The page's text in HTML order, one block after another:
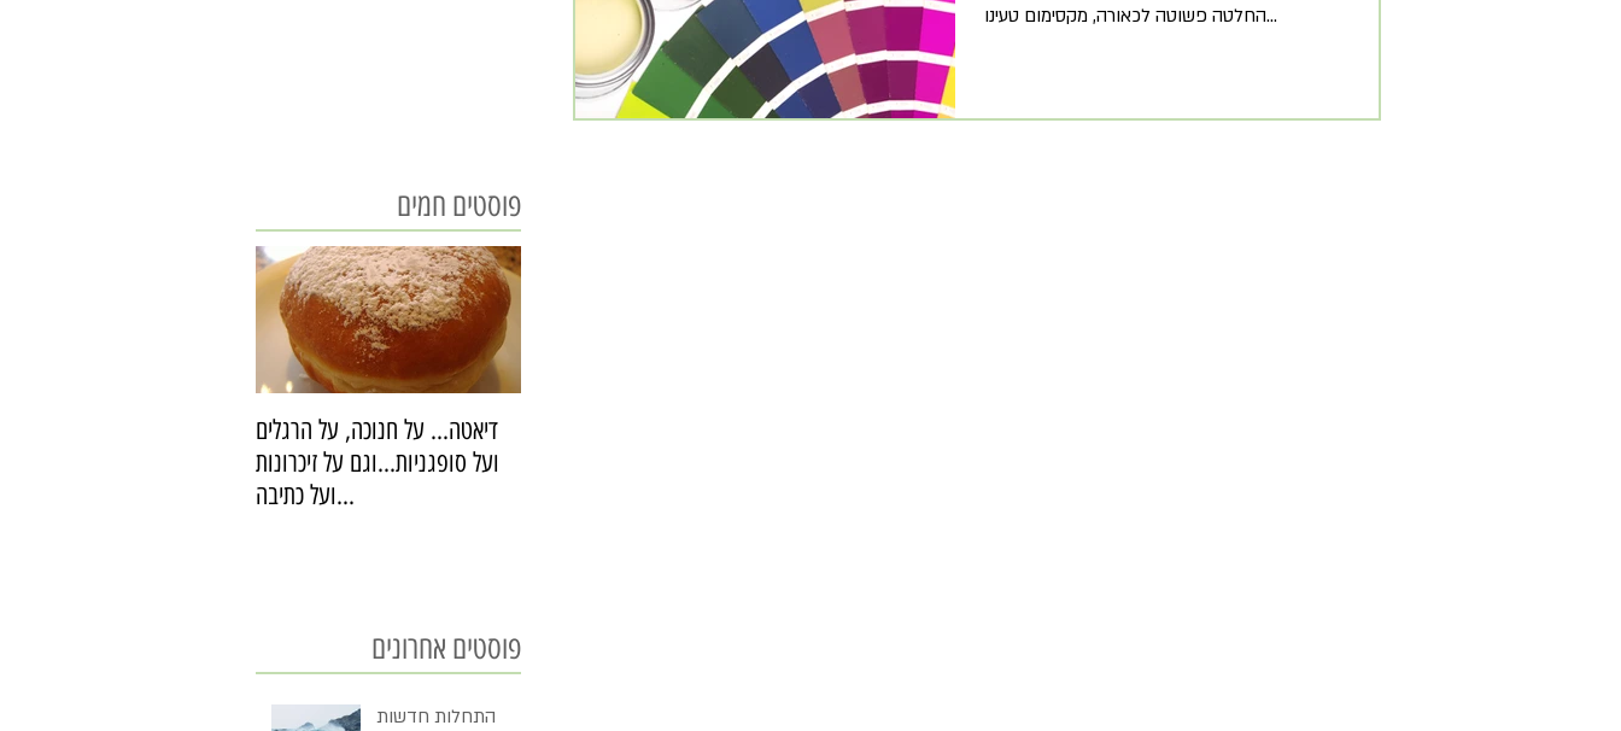
החלטה פשוטה לכאורה, מקסימום טעינו...
פוסטים חמים
דיאטה... על חנוכה, על הרגלים
ועל סופגניות...וגם על זיכרונות
ועל כתיבה...
פוסטים אחרונים
התחלות חדשות